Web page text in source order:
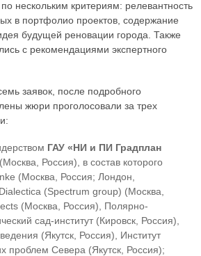
нескольким критериям: релевантность
в портфолио проектов, содержание
будущей реновации города. Также
с рекомендациями экспертного
заявок, после подробного
жюри проголосовали за трех
ГАУ «НИ и ПИ Градплан
(Москва, Россия), в состав которого
(Москва, Россия; Лондон,
(Spectrum group) (Москва,
(Москва, Россия), Полярно-
сад-институт (Кировск, Россия),
(Якутск, Россия), Институт
проблем Севера (Якутск, Россия);